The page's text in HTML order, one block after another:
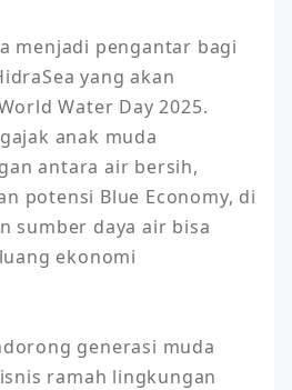
menjadi pengantar bagi
yang akan
Water Day 2025.
anak muda
antara air bersih,
potensi Blue Economy, di
sumber daya air bisa
ekonomi
generasi muda
ramah lingkungan